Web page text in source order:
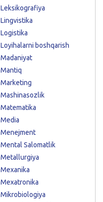
Leksikografiya
Lingvistika
Logistika
Loyihalarni boshqarish
Madaniyat
Mantiq
Marketing
Mashinasozlik
Matematika
Media
Menejment
Mental Salomatlik
Metallurgiya
Mexanika
Mexatronika
Mikrobiologiya